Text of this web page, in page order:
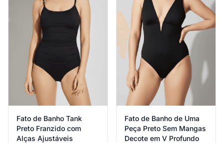
Fato de Banho Tank
Preto Franzido com
Alças Ajustáveis
Fato de Banho de Uma
Peça Preto Sem Mangas
Decote em V Profundo